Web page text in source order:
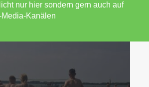
nur hier sondern gern auch auf
Kanälen